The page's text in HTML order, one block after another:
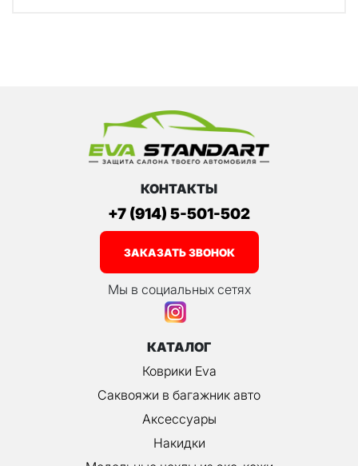
КОНТАКТЫ
+7 (914) 5-501-502
ЗАКАЗАТЬ ЗВОНОК
Мы в социальных сетях
КАТАЛОГ
Коврики Eva
Саквояжи в багажник авто
Аксессуары
Накидки